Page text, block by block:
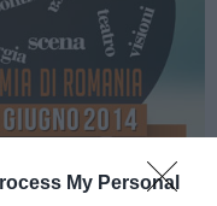
My Personal